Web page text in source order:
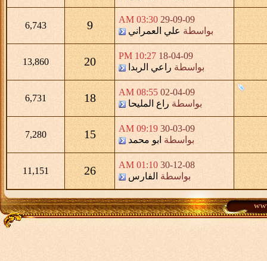
29-09-09
03:30 AM
بواسطة علي العمراني 9
6,743
18-04-09
10:27 PM
بواسطة راعي الربدا 20
13,860
02-04-09
08:55 AM
بواسطة راع المليحا 18
6,731
30-03-09
09:19 AM
بواسطة ابو محمد 15
7,280
30-12-08
01:10 AM
بواسطة الفارس 26
11,151